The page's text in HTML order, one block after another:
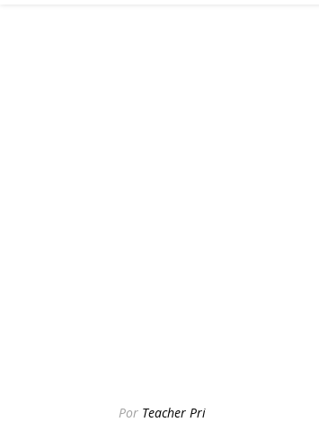
Por Teacher Pri